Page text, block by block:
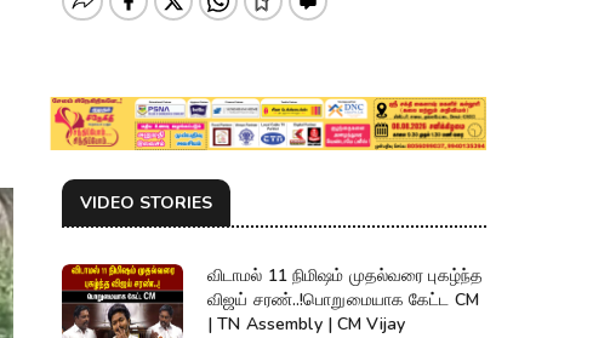
VIDEO STORIES
விடாமல் 11 நிமிஷம் முதல்வரை புகழ்ந்த
விஜய் சரண்..!பொறுமையாக கேட்ட CM
| TN Assembly | CM Vijay